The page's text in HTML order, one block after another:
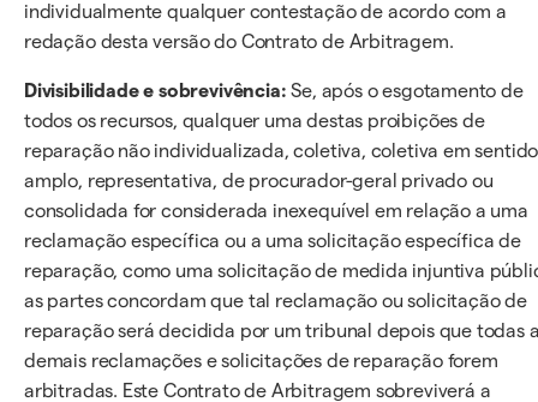
individualmente qualquer contestação de acordo com a
redação desta versão do Contrato de Arbitragem.
Divisibilidade e sobrevivência: Se, após o esgotamento de
todos os recursos, qualquer uma destas proibições de
reparação não individualizada, coletiva, coletiva em sentido
amplo, representativa, de procurador-geral privado ou
consolidada for considerada inexequível em relação a uma
reclamação específica ou a uma solicitação específica de
reparação, como uma solicitação de medida injuntiva
as partes concordam que tal reclamação ou solicitação de
reparação será decidida por um tribunal depois que todas
demais reclamações e solicitações de reparação forem
arbitradas. Este Contrato de Arbitragem sobreviverá a